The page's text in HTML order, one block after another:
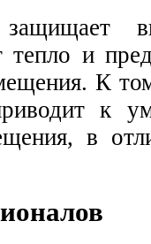
защищает
тепло и
К
к
в